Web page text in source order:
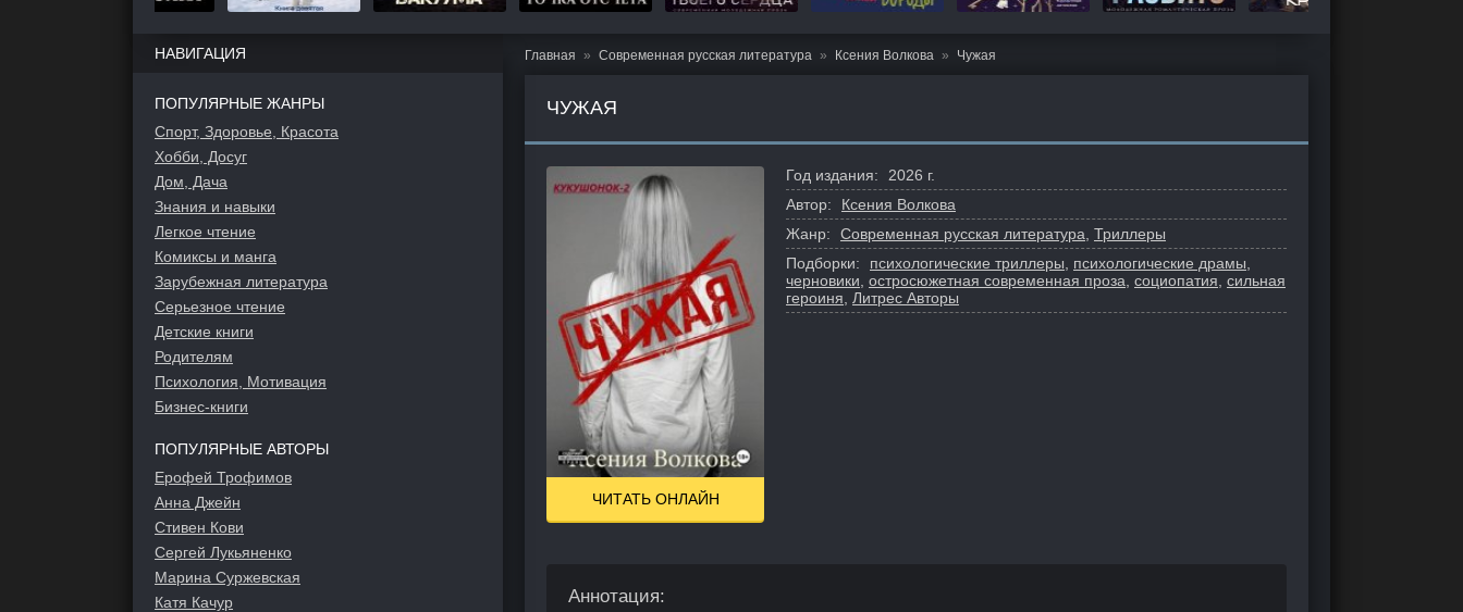
Главная Современная русская литература Ксения Волкова Чужая
ЧУЖАЯ
ЧИТАТЬ ОНЛАЙН
Год издания:
2026 г.
Автор:
Ксения Волкова
Жанр:
Современная русская литература Триллеры
Подборки:
психологические триллеры психологические драмы
черновики остросюжетная современная проза социопатия сильная
героиня
Литрес Авторы
Аннотация:
НАВИГАЦИЯ
ПОПУЛЯРНЫЕ ЖАНРЫ
Спорт, Здоровье, Красота
Хобби, Досуг
Дом, Дача
Знания и навыки
Легкое чтение
Комиксы и манга
Зарубежная литература
Серьезное чтение
Детские книги
Родителям
Психология, Мотивация
Бизнес-книги
ПОПУЛЯРНЫЕ АВТОРЫ
Ерофей Трофимов
Анна Джейн
Стивен Кови
Сергей Лукьяненко
Марина Суржевская
Катя Качур